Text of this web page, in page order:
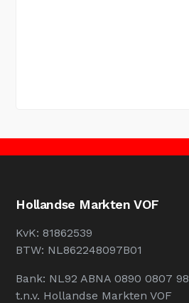
Hollandse Markten VOF
KvK: 81862539
BTW: NL862248097B01
Bank: NL92 ABNA 0890 0807 98
t.n.v. Hollandse Markten VOF